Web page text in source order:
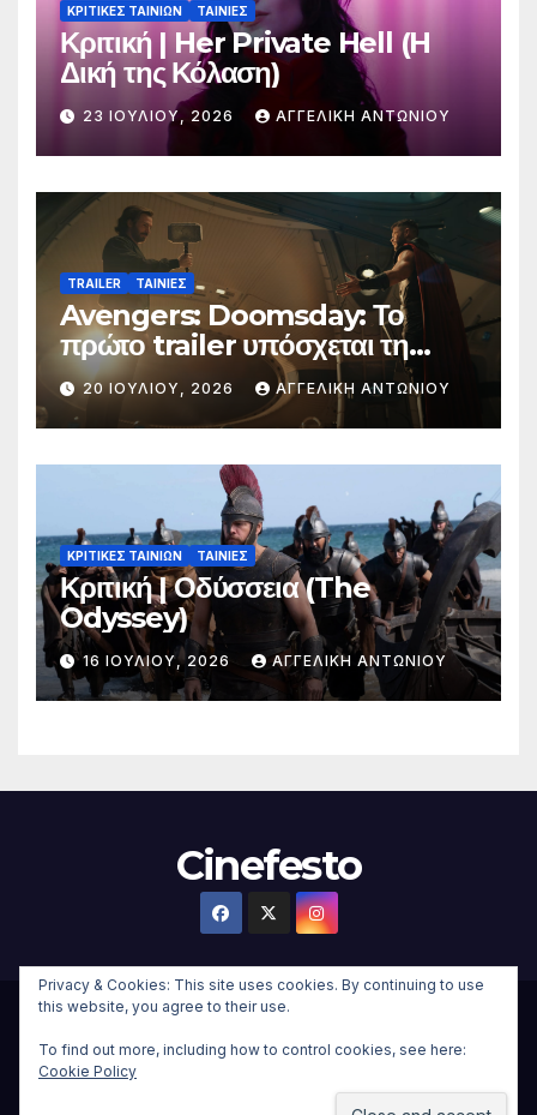
ΚΡΙΤΙΚΕΣ ΤΑΙΝΙΩΝ ΤΑΙΝΙΕΣ
Κριτική | Her Private Hell (H
Δική της Κόλαση)
23 ΙΟΥΛΊΟΥ, 2026 ΑΓΓΕΛΙΚΉ ΑΝΤΩΝΊΟΥ
TRAILER ΤΑΙΝΙΕΣ
Avengers: Doomsday: Το
πρώτο trailer υπόσχεται τη
μεγαλύτερη μάχη στην ιστορία
της Marvel
20 ΙΟΥΛΊΟΥ, 2026 ΑΓΓΕΛΙΚΉ ΑΝΤΩΝΊΟΥ
ΚΡΙΤΙΚΕΣ ΤΑΙΝΙΩΝ ΤΑΙΝΙΕΣ
Κριτική | Οδύσσεια (The
Odyssey)
16 ΙΟΥΛΊΟΥ, 2026 ΑΓΓΕΛΙΚΉ ΑΝΤΩΝΊΟΥ
Cinefesto
WordPress|Θέμα:Newsup ChildαπόThemeansar.
Privacy & Cookies: This site uses cookies. By continuing to use
this website, you agree to their use.
To find out more, including how to control cookies, see here:
Cookie Policy